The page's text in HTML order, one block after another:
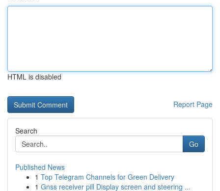
HTML is disabled
Report Page
Search
Go
Published News
1 Top Telegram Channels for Green Delivery
1 Gnss receiver pill Display screen and steering ...